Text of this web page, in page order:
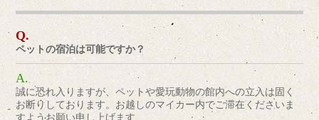
ペットの宿泊は可能ですか？
誠に恐れ入りますが、ペットや愛玩動物の館内への立入は固く
お断りしております。お越しのマイカー内でご滞在くださいま
すようお願い申し上げます